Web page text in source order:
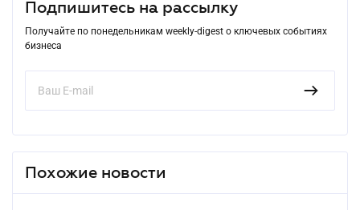
Подпишитесь на рассылку
Получайте по понедельникам weekly-digest о ключевых событиях
бизнеса
Похожие новости